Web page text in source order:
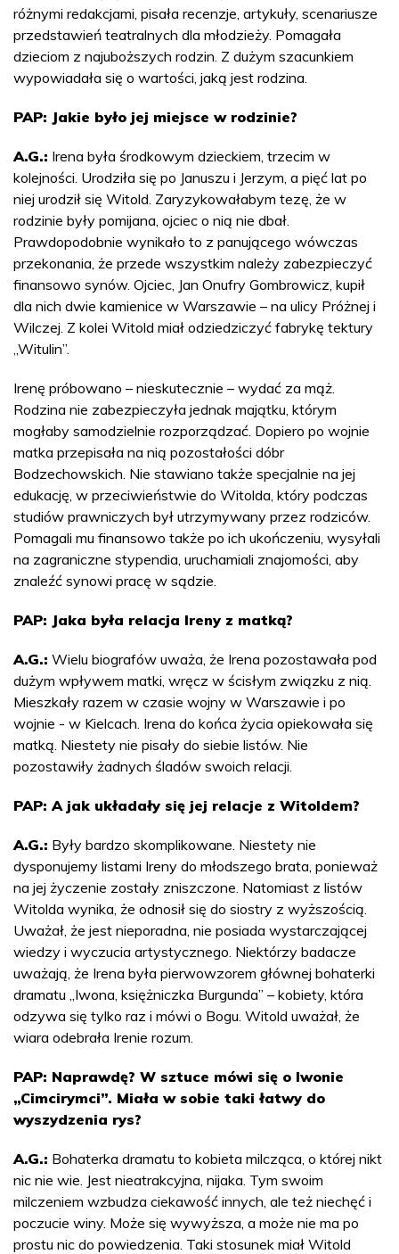
różnymi redakcjami, pisała recenzje, artykuły, scenariusze
przedstawień teatralnych dla młodzieży. Pomagała
dzieciom z najuboższych rodzin. Z dużym szacunkiem
wypowiadała się o wartości, jaką jest rodzina.
PAP: Jakie było jej miejsce w rodzinie?
A.G.: Irena była środkowym dzieckiem, trzecim w
kolejności. Urodziła się po Januszu i Jerzym, a pięć lat po
niej urodził się Witold. Zaryzykowałabym tezę, że w
rodzinie były pomijana, ojciec o nią nie dbał.
Prawdopodobnie wynikało to z panującego wówczas
przekonania, że przede wszystkim należy zabezpieczyć
finansowo synów. Ojciec, Jan Onufry Gombrowicz, kupił
dla nich dwie kamienice w Warszawie – na ulicy Próżnej i
Wilczej. Z kolei Witold miał odziedziczyć fabrykę tektury
„Witulin”.
Irenę próbowano – nieskutecznie – wydać za mąż.
Rodzina nie zabezpieczyła jednak majątku, którym
mogłaby samodzielnie rozporządzać. Dopiero po wojnie
matka przepisała na nią pozostałości dóbr
Bodzechowskich. Nie stawiano także specjalnie na jej
edukację, w przeciwieństwie do Witolda, który podczas
studiów prawniczych był utrzymywany przez rodziców.
Pomagali mu finansowo także po ich ukończeniu, wysyłali
na zagraniczne stypendia, uruchamiali znajomości, aby
znaleźć synowi pracę w sądzie.
PAP: Jaka była relacja Ireny z matką?
A.G.: Wielu biografów uważa, że Irena pozostawała pod
dużym wpływem matki, wręcz w ścisłym związku z nią.
Mieszkały razem w czasie wojny w Warszawie i po
wojnie - w Kielcach. Irena do końca życia opiekowała się
matką. Niestety nie pisały do siebie listów. Nie
pozostawiły żadnych śladów swoich relacji.
PAP: A jak układały się jej relacje z Witoldem?
A.G.: Były bardzo skomplikowane. Niestety nie
dysponujemy listami Ireny do młodszego brata, ponieważ
na jej życzenie zostały zniszczone. Natomiast z listów
Witolda wynika, że odnosił się do siostry z wyższością.
Uważał, że jest nieporadna, nie posiada wystarczającej
wiedzy i wyczucia artystycznego. Niektórzy badacze
uważają, że Irena była pierwowzorem głównej bohaterki
dramatu „Iwona, księżniczka Burgunda” – kobiety, która
odzywa się tylko raz i mówi o Bogu. Witold uważał, że
wiara odebrała Irenie rozum.
PAP: Naprawdę? W sztuce mówi się o Iwonie
„Cimcirymci”. Miała w sobie taki łatwy do
wyszydzenia rys?
A.G.: Bohaterka dramatu to kobieta milcząca, o której nikt
nic nie wie. Jest nieatrakcyjna, nijaka. Tym swoim
milczeniem wzbudza ciekawość innych, ale też niechęć i
poczucie winy. Może się wywyższa, a może nie ma po
prostu nic do powiedzenia. Taki stosunek miał Witold